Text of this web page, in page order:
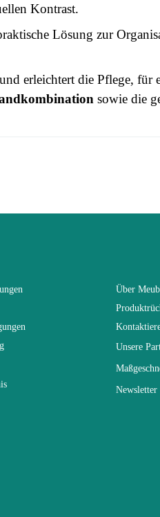
Kontrast.
Lösung zur
erleichtert die Pflege,
sowie die
Über
Unsere
Newsletter